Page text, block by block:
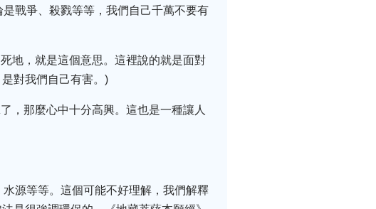
戰爭、殺戮等等，我們自己千萬不要有
地，就是這個意思。這裡說的就是面對
對我們自己有害。)
，那麼心中十分高興。這也是一種讓人
源等等。這個可能不好理解，我們解釋